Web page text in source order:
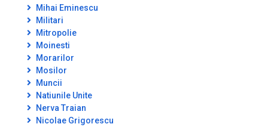
Mihai Eminescu
Militari
Mitropolie
Moinesti
Morarilor
Mosilor
Muncii
Natiunile Unite
Nerva Traian
Nicolae Grigorescu